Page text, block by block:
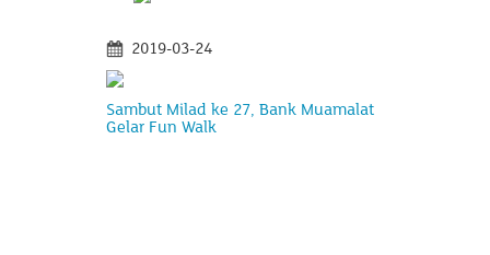
2019-03-24
Sambut Milad ke 27, Bank Muamalat
Gelar Fun Walk